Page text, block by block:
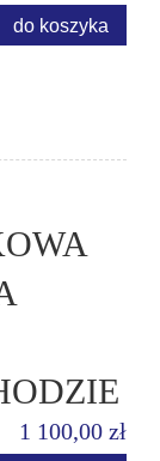
do koszyka
1 100,00 zł